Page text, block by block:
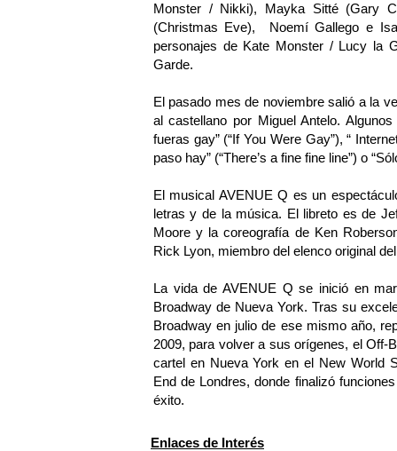
Monster / Nikki), Mayka Sitté (Gary
(Christmas Eve), Noemí Gallego e
personajes de Kate Monster / Lucy la
Garde.
El pasado mes de noviembre salió a la
al castellano por Miguel Antelo.
fueras gay” (“If You Were Gay”), “
paso hay” (“There’s a fine fine line”) o
El musical AVENUE Q es un
letras y de la música. El libreto es de
Moore y la coreografía de Ken
Rick Lyon, miembro del elenco original
La vida de AVENUE Q se inició en
Broadway de Nueva York. Tras su
Broadway en julio de ese mismo año,
2009, para volver a sus orígenes, el Off-
cartel en Nueva York en el New World
End de Londres, donde finalizó
éxito.
Enlaces de Interés